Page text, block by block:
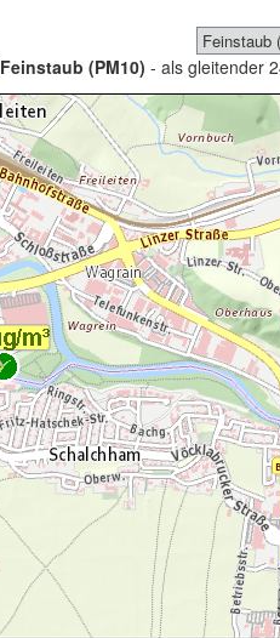
Feinstaub (PM10) - als gleitender